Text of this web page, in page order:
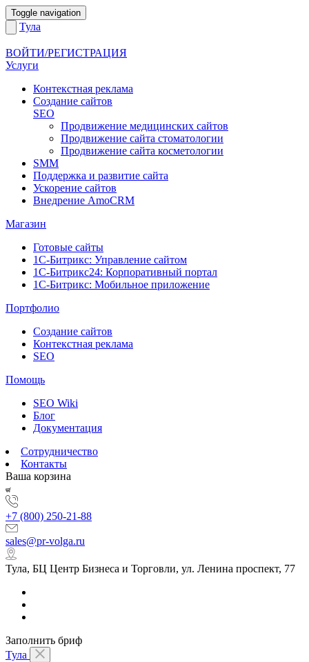
Toggle navigation
Тула
ВОЙТИ/РЕГИСТРАЦИЯ
Услуги
Контекстная реклама
Создание сайтов
SEO
Продвижение медицинских сайтов
Продвижение сайта стоматологии
Продвижение сайта косметологии
SMM
Поддержка и развитие сайта
Ускорение сайтов
Внедрение AmoCRM
Магазин
Готовые сайты
1С-Битрикс: Управление сайтом
1С-Битрикс24: Корпоративный портал
1С-Битрикс: Мобильное приложение
Портфолио
Создание сайтов
Контекстная реклама
SEO
Помощь
SEO Wiki
Блог
Документация
Сотрудничество
Контакты
Ваша корзина
+7 (800) 250-21-88
sales@pr-volga.ru
Тула, БЦ Центр Бизнеса и Торговли, ул. Ленина проспект, 77
Заполнить бриф
Тула